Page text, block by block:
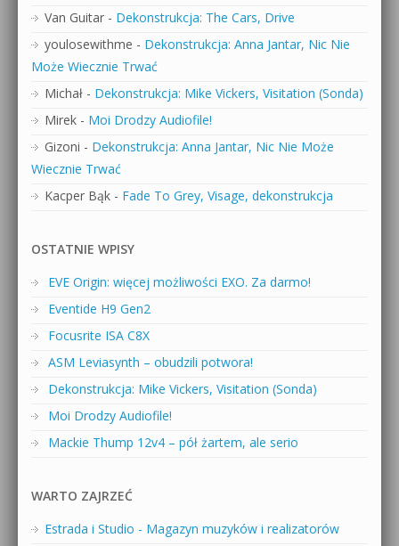
Van Guitar - Dekonstrukcja: The Cars, Drive
youlosewithme - Dekonstrukcja: Anna Jantar, Nic Nie
Może Wiecznie Trwać
Michał - Dekonstrukcja: Mike Vickers, Visitation (Sonda)
Mirek - Moi Drodzy Audiofile!
Gizoni - Dekonstrukcja: Anna Jantar, Nic Nie Może
Wiecznie Trwać
Kacper Bąk - Fade To Grey, Visage, dekonstrukcja
OSTATNIE WPISY
EVE Origin: więcej możliwości EXO. Za darmo!
Eventide H9 Gen2
Focusrite ISA C8X
ASM Leviasynth – obudzili potwora!
Dekonstrukcja: Mike Vickers, Visitation (Sonda)
Moi Drodzy Audiofile!
Mackie Thump 12v4 – pół żartem, ale serio
WARTO ZAJRZEĆ
Estrada i Studio - Magazyn muzyków i realizatorów